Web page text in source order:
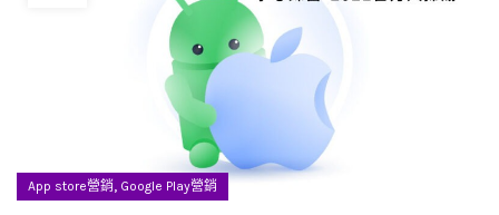
App store營銷, Google Play營銷